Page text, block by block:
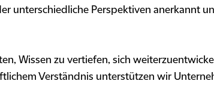
unterschiedliche Perspektiven anerkannt
Wissen zu vertiefen, sich
Verständnis unterstützen wir